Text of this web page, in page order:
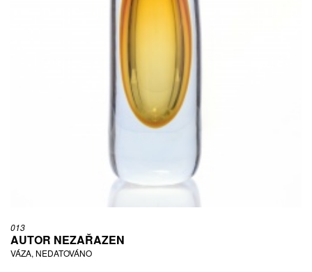
013
AUTOR NEZAŘAZEN
VÁZA, NEDATOVÁNO